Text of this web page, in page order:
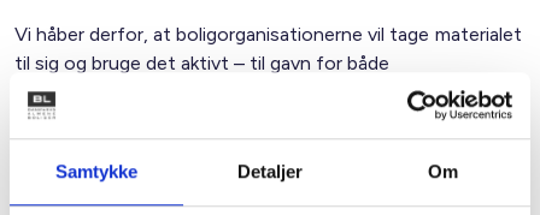
Samtykke Detaljer Om
Vi håber derfor, at boligorganisationerne vil tage materialet
til sig og bruge det aktivt – til gavn for både
organisationerne, medarbejderne og den almene sektor
som helhed.
Hvis I har kommentarer til materialet og idéer til at